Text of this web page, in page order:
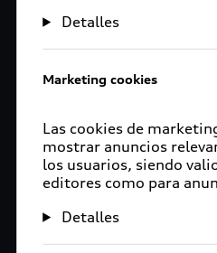
Detalles
Marketing cookies
Las cookies de
mostrar anuncios
los usuarios, siendo
editores como para
Detalles